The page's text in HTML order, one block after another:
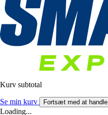
Kurv subtotal
Se min kurv Fortsæt med at handle
Loading...